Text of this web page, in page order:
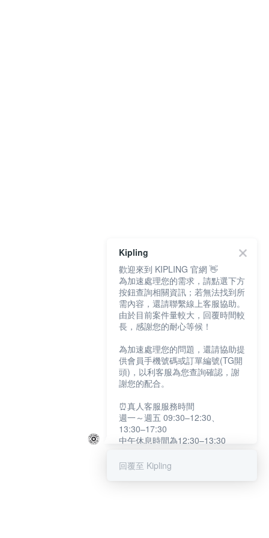
Kipling
歡迎來到 KIPLING 官網 👋
為加速處理您的需求，請點選下方
按鈕查詢相關資訊；若無法找到所
需內容，還請聯繫線上客服協助。
由於目前案件量較大，回覆時間較
長，感謝您的耐心等候！
為加速處理您的問題，還請協助提
供會員手機號碼或訂單編號(TG開
頭)，以利客服為您查詢確認，謝
謝您的配合。
⏰真人客服服務時間
週一～週五 09:30–12:30、
13:30–17:30
中午休息時間為12:30–13:30
提醒您：系統會自動已讀訊息，如
回覆至 Kipling